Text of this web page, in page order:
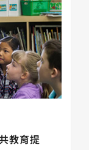
教育提